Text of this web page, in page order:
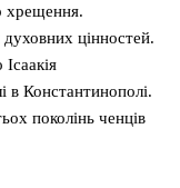
хрещення.
цінностей.
в Константинополі.
поколінь ченців